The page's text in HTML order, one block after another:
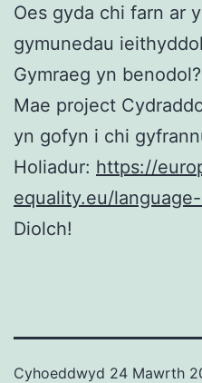
Oes gyda chi farn ar
gymunedau
Gymraeg yn benodol?
Mae project
yn gofyn i chi
Holiadur: https://
equality.eu/
Diolch!
Cyhoeddwyd 24 Mawrth